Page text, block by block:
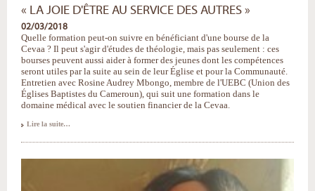
« LA JOIE D'ÊTRE AU SERVICE DES AUTRES »
02/03/2018
Quelle formation peut-on suivre en bénéficiant d'une bourse de la
Cevaa ? Il peut s'agir d'études de théologie, mais pas seulement : ces
bourses peuvent aussi aider à former des jeunes dont les compétences
seront utiles par la suite au sein de leur Église et pour la Communauté.
Entretien avec Rosine Audrey Mbongo, membre de l'UEBC (Union des
Églises Baptistes du Cameroun), qui suit une formation dans le
domaine médical avec le soutien financier de la Cevaa.
«Lire la suite…